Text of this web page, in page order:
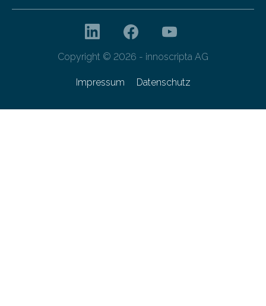
Copyright © 2026 - innoscripta AG
Impressum Datenschutz